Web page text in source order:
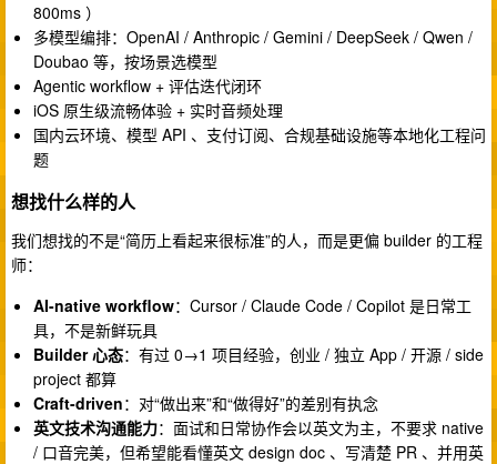
800ms ）
多模型编排：OpenAI / Anthropic / Gemini / DeepSeek / Qwen /
Doubao 等，按场景选模型
Agentic workflow + 评估迭代闭环
iOS 原生级流畅体验 + 实时音频处理
国内云环境、模型 API 、支付订阅、合规基础设施等本地化工程问
题
想找什么样的人
我们想找的不是“简历上看起来很标准”的人，而是更偏 builder 的工程
师：
AI-native workflow：Cursor / Claude Code / Copilot 是日常工
具，不是新鲜玩具
Builder 心态：有过 0→1 项目经验，创业 / 独立 App / 开源 / side
project 都算
Craft-driven：对“做出来”和“做得好”的差别有执念
英文技术沟通能力：面试和日常协作会以英文为主，不要求 native
/ 口音完美，但希望能看懂英文 design doc 、写清楚 PR 、并用英